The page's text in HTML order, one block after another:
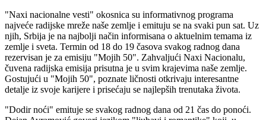
"Naxi nacionalne vesti" okosnica su informativnog programa
najveće radijske mreže naše zemlje i emituju se na svaki pun sat. Uz
njih, Srbija je na najbolji način informisana o aktuelnim temama iz
zemlje i sveta. Termin od 18 do 19 časova svakog radnog dana
rezervisan je za emisiju "Mojih 50". Zahvaljući Naxi Nacionalu,
čuvena radijska emisija prisutna je u svim krajevima naše zemlje.
Gostujući u "Mojih 50", poznate ličnosti otkrivaju interesantne
detalje iz svoje karijere i prisećaju se najlepših trenutaka života.
"Dodir noći" emituje se svakog radnog dana od 21 čas do ponoći.